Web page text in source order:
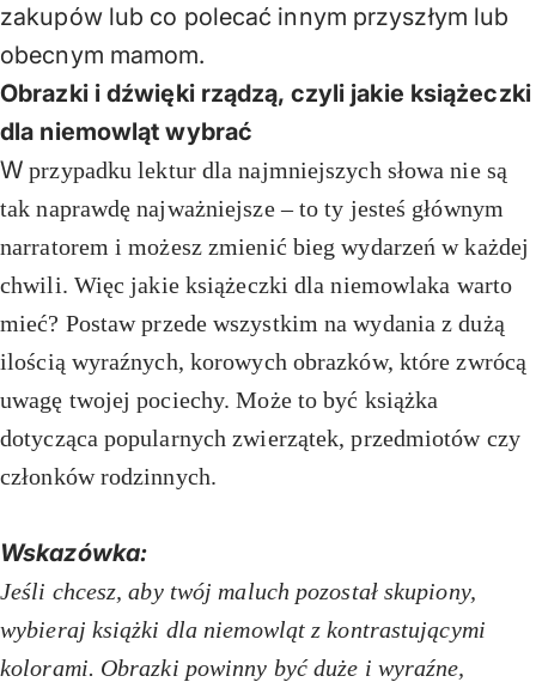
zakupów lub co polecać innym przyszłym lub
obecnym mamom.
Obrazki i dźwięki rządzą, czyli jakie książeczki
dla niemowląt wybrać
Wprzypadku lektur dla najmniejszych słowa nie są
tak naprawdę najważniejsze – to ty jesteś głównym
narratorem i możesz zmienić bieg wydarzeń w każdej
chwili. Więc jakie książeczki dla niemowlaka warto
mieć? Postaw przede wszystkim na wydania z dużą
ilością wyraźnych, korowych obrazków, które zwrócą
uwagę twojej pociechy. Może to być książka
dotycząca popularnych zwierzątek, przedmiotów czy
członków rodzinnych.
Wskazówka:
Jeśli chcesz, aby twój maluch pozostał skupiony,
wybieraj książki dla niemowląt z kontrastującymi
kolorami. Obrazki powinny być duże i wyraźne,